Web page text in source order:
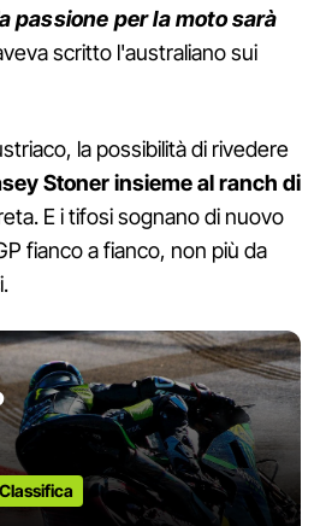
passione per la moto sarà
scritto l'australiano sui
la possibilità di rivedere
Stoner insieme al ranch di
E i tifosi sognano di nuovo
fianco a fianco, non più da
Classifica